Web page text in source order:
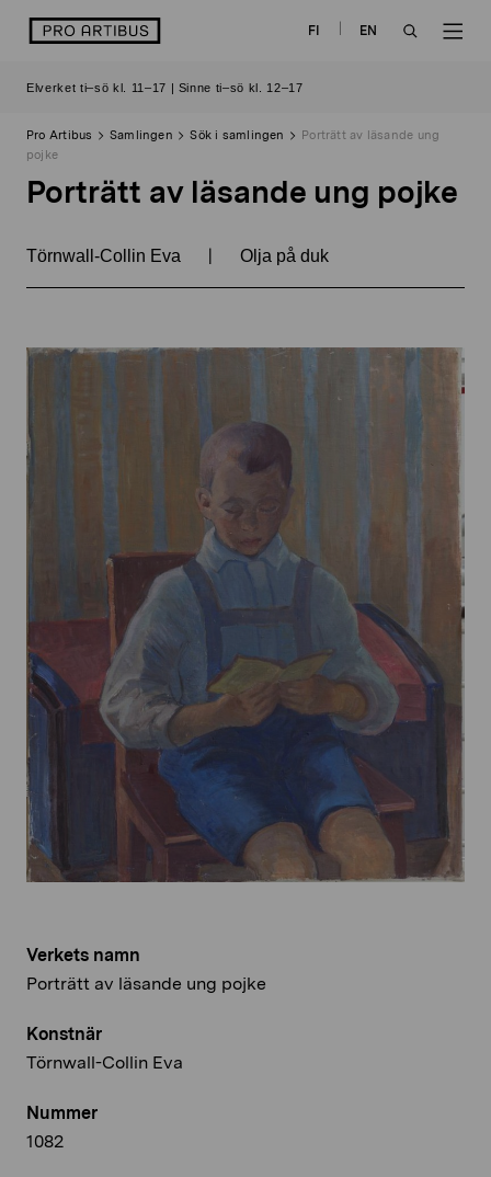
logo FI
EN
Elverket ti–sö kl. 11–17 | Sinne ti–sö kl. 12–17
Pro Artibus Samlingen Sök i samlingen
Porträtt av läsande ung
pojke
Porträtt av läsande ung pojke
Törnwall-Collin Eva | Olja på duk
Verkets namn
Porträtt av läsande ung pojke
Konstnär
Törnwall-Collin Eva
Nummer
1082